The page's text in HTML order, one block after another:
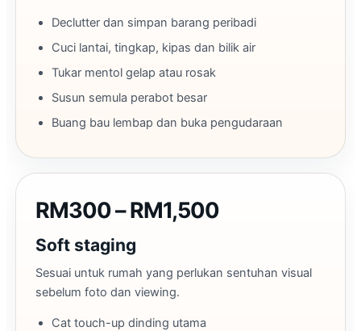
Declutter dan simpan barang peribadi
Cuci lantai, tingkap, kipas dan bilik air
Tukar mentol gelap atau rosak
Susun semula perabot besar
Buang bau lembap dan buka pengudaraan
RM300 – RM1,500
Soft staging
Sesuai untuk rumah yang perlukan sentuhan visual
sebelum foto dan viewing.
Cat touch-up dinding utama